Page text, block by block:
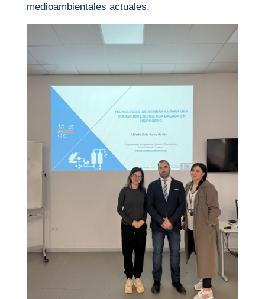
medioambientales actuales.